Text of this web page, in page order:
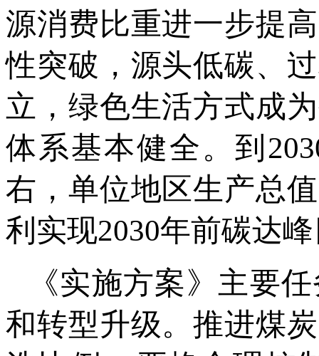
源消费比重进一步提
性突破，源头低碳、
立，绿色生活方式成
体系基本健全。到
右，单位地区生产总
利实现2030年前碳达
《实施方案》主要
和转型升级。推进煤